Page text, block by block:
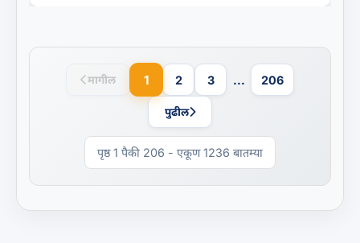
मागील 1 2 3 ... 206
पुढील
पृष्ठ 1 पैकी 206 - एकूण 1236 बातम्या